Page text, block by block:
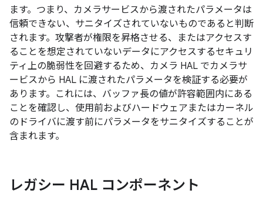
ます。つまり、カメラサービスから渡されたパラメータは
信頼できない、サニタイズされていないものであると判断
されます。攻撃者が権限を昇格させる、またはアクセスす
ることを想定されていないデータにアクセスするセキュリ
ティ上の脆弱性を回避するため、カメラ HAL でカメラサ
ービスから HAL に渡されたパラメータを検証する必要が
あります。これには、バッファ長の値が許容範囲内にある
ことを確認し、使用前およびハードウェアまたはカーネル
のドライバに渡す前にパラメータをサニタイズすることが
含まれます。
レガシー HAL コンポーネント